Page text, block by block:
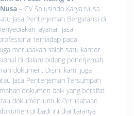
– CV Solusindo Karya Nusa
Jasa Penterjemah Bergaransi di
layanan jasa
terhadap pada
merupakan salah satu kantor
di dalam bidang penerjemah
dokumen. Disini kami juga
Jasa Penterjemah Tersumpah
dokumen baik yang bersifat
dokumen untuk Perusahaan.
pribadi ini diantaranya